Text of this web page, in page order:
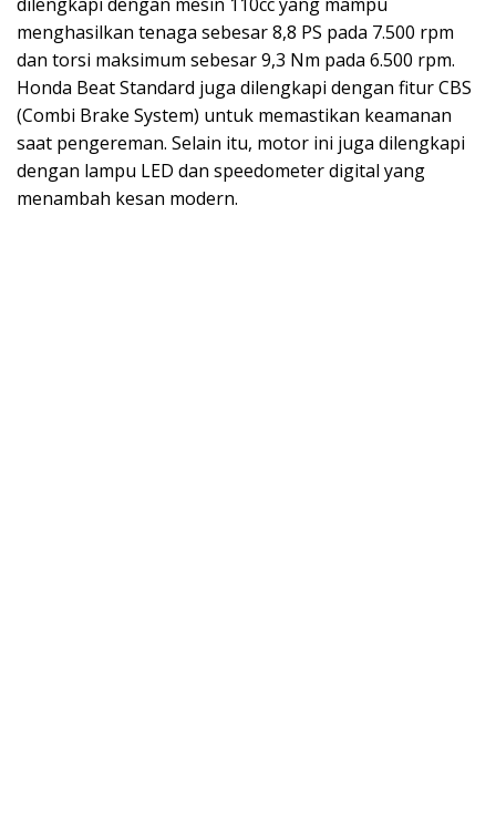
menghasilkan tenaga sebesar 8,8 PS pada 7.500 rpm
dan torsi maksimum sebesar 9,3 Nm pada 6.500 rpm.
Honda Beat Standard juga dilengkapi dengan fitur CBS
(Combi Brake System) untuk memastikan keamanan
saat pengereman. Selain itu, motor ini juga dilengkapi
dengan lampu LED dan speedometer digital yang
menambah kesan modern.